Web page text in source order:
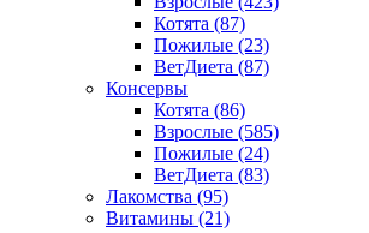
Котята (87)
Пожилые (23)
ВетДиета (87)
Консервы
Котята (86)
Взрослые (585)
Пожилые (24)
ВетДиета (83)
Лакомства (95)
Витамины (21)